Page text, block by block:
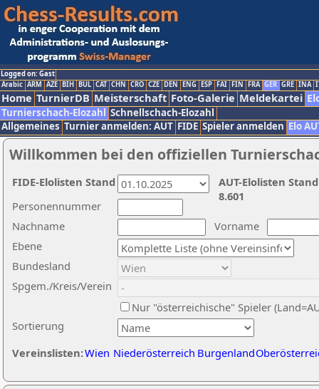
Logged on: Gast
Arabic ARM AZE BIH BUL CAT CHN CRO CZE DEN ENG ESP FAI FIN FRA GER GRE INA
Home TurnierDB Meisterschaft Foto-Galerie Meldekartei
Turnierschach-Elozahl Schnellschach-Elozahl
Allgemeines Turnier anmelden: AUT FIDE Spieler anmelden Elo
Willkommen bei den offiziellen
Nachname
Vorname
Ebene
Sortierung
Personennummer
Bundesland
Spgem./Kreis/Verein
Nur "österreichische" Spieler
Vereinslisten:Wien Niederösterreich Burgenland
AUT-Elolisten
8.601
FIDE-Elolisten Stand